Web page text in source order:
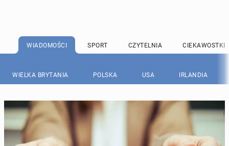
WIADOMOŚCI SPORT CZYTELNIA CIEKAWOSTKI
WIELKA BRYTANIA POLSKA USA IRLANDIA